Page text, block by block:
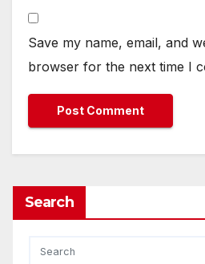
Save my name, email, and
browser for the next time I
Search